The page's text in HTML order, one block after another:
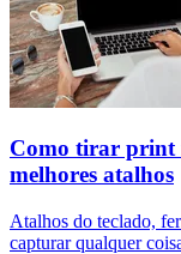
Como tirar print
melhores atalhos
Atalhos do teclado,
capturar qualquer